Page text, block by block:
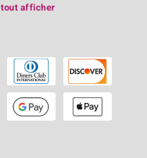
tout afficher